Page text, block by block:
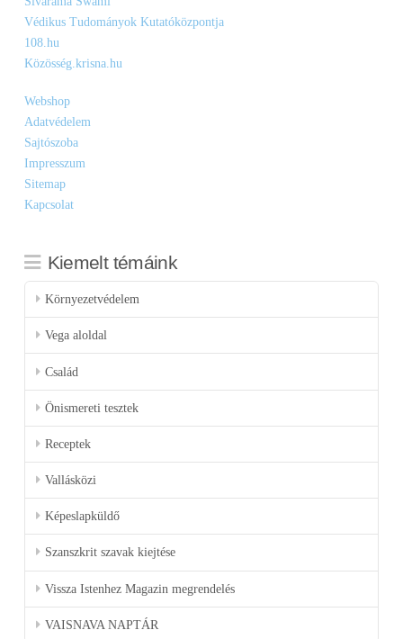
Védikus Tudományok Kutatóközpontja
108.hu
Közösség.krisna.hu
Webshop
Adatvédelem
Sajtószoba
Impresszum
Sitemap
Kapcsolat
Kiemelt témáink
Környezetvédelem
Vega aloldal
Család
Önismereti tesztek
Receptek
Vallásközi
Képeslapküldő
Szanszkrit szavak kiejtése
Vissza Istenhez Magazin megrendelés
VAISNAVA NAPTÁR